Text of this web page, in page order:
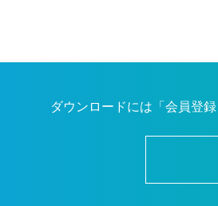
ダウンロードには「会員登